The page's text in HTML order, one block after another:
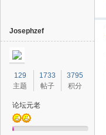
Josephzef
129
主题
1733
帖子
3795
积分
论坛元老